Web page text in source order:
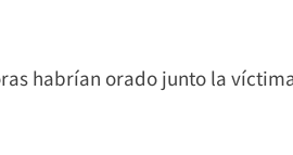
habrían orado junto la